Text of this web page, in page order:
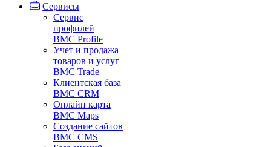
Сервисы
Сервис
профилей
BMC Profile
Учет и продажа
товаров и услуг
BMC Trade
Клиентская база
BMC CRM
Онлайн карта
BMC Maps
Создание сайтов
BMC CMS